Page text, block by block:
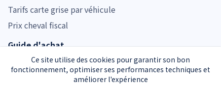
Ce site utilise des cookies pour garantir son bon
fonctionnement, optimiser ses performances techniques et
améliorer l'expérience
Tarifs carte grise par véhicule
Prix cheval fiscal
Guide d'achat
Guide voiture d'occasion
Guide moto d'occasion